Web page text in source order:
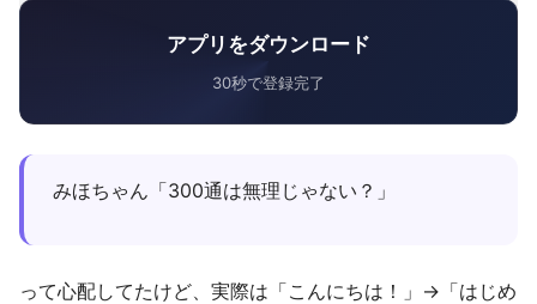
アプリをダウンロード
30秒で登録完了
みほちゃん「300通は無理じゃない？」
って心配してたけど、実際は「こんにちは！」→「はじめ